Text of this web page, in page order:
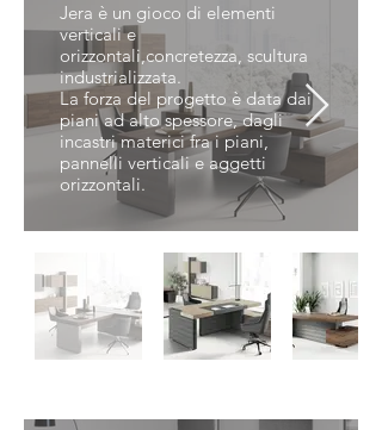
Jera è un gioco di elementi
verticali e
orizzontali,concretezza, scultura
industrializzata.
La forza del progetto è data dai
piani ad alto spessore, dagli
incastri materici fra i piani,
pannelli verticali e aggetti
orizzontali.